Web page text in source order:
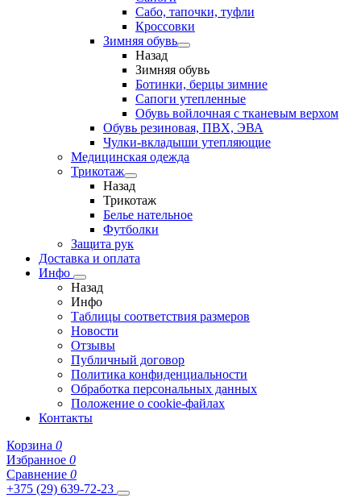
Сабо, тапочки, туфли
Кроссовки
Зимняя обувь
Назад
Зимняя обувь
Ботинки, берцы зимние
Сапоги утепленные
Обувь войлочная с тканевым верхом
Обувь резиновая, ПВХ, ЭВА
Чулки-вкладыши утепляющие
Медицинская одежда
Трикотаж
Назад
Трикотаж
Белье нательное
Футболки
Защита рук
Доставка и оплата
Инфо
Назад
Инфо
Таблицы соответствия размеров
Новости
Отзывы
Публичный договор
Политика конфиденциальности
Обработка персональных данных
Положение о cookie-файлах
Контакты
Корзина 0
Избранное 0
Сравнение 0
+375 (29) 639-72-23